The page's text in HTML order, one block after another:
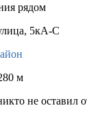
рядом
5кA-C
м
не оставил